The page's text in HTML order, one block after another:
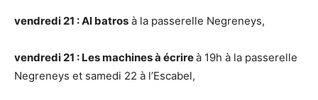
vendredi 21 : Al batros à la passerelle Negreneys,
vendredi 21 : Les machines à écrireà 19h à la passerelle
Negreneys et samedi 22 à l’Escabel,